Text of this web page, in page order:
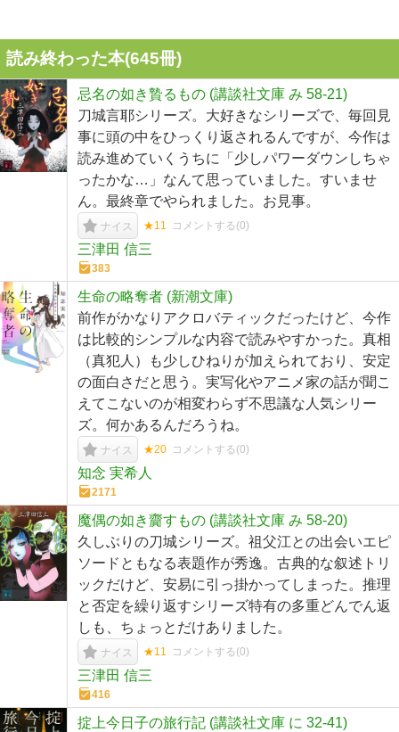
読み終わった本(645冊)
忌名の如き贄るもの (講談社文庫 み 58-21)
刀城言耶シリーズ。大好きなシリーズで、毎回見
事に頭の中をひっくり返されるんですが、今作は
読み進めていくうちに「少しパワーダウンしちゃ
ったかな…」なんて思っていました。すいませ
ん。最終章でやられました。お見事。
ナイス ★11 コメントする(0)
三津田 信三
383
生命の略奪者 (新潮文庫)
前作がかなりアクロバティックだったけど、今作
は比較的シンプルな内容で読みやすかった。真相
（真犯人）も少しひねりが加えられており、安定
の面白さだと思う。実写化やアニメ家の話が聞こ
えてこないのが相変わらず不思議な人気シリー
ズ。何かあるんだろうね。
ナイス ★20 コメントする(0)
知念 実希人
2171
魔偶の如き齎すもの (講談社文庫 み 58-20)
久しぶりの刀城シリーズ。祖父江との出会いエピ
ソードともなる表題作が秀逸。古典的な叙述トリ
ックだけど、安易に引っ掛かってしまった。推理
と否定を繰り返すシリーズ特有の多重どんでん返
しも、ちょっとだけありました。
ナイス ★11 コメントする(0)
三津田 信三
416
掟上今日子の旅行記 (講談社文庫 に 32-41)